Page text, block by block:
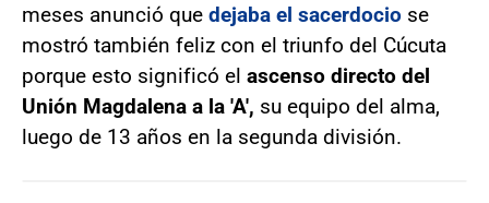
meses anunció que dejaba el sacerdocio se
mostró también feliz con el triunfo del Cúcuta
porque esto significó el ascenso directo del
Unión Magdalena a la 'A', su equipo del alma,
luego de 13 años en la segunda división.